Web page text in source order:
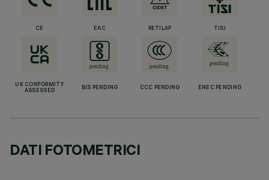
CE EAC RETILAP TISI
UK CONFORMITY
ASSESSED
BIS PENDING CCC PENDING ENEC PENDING
DATI FOTOMETRICI